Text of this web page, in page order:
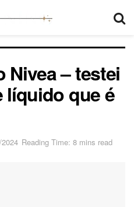
Nivea – testei
líquido que é
Reading Time: 8 mins read